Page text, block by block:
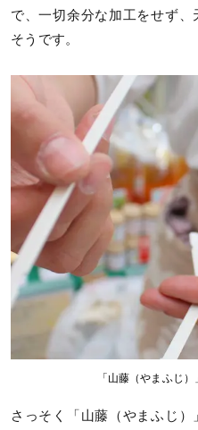
で、一切余分な加工をせず
そうです。
「山藤（やまふじ
さっそく「山藤（やまふじ